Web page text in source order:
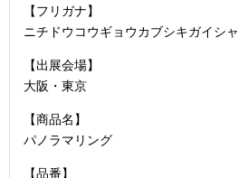
【フリガナ】
ニチドウコウギョウカブシキガイシャ
【出展会場】
大阪・東京
【商品名】
パノラマリング
【品番】